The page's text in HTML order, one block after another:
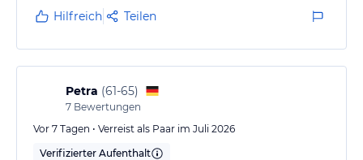
Halbpension oder Bed and Breakfast
lies vor der Buchung die verbindlichen
jeweiligen Veranstalters.
Hilfreich Teilen
Petra (61-65)
7 Bewertungen
Vor 7 Tagen • Verreist als Paar im Juli 2026
Verifizierter Aufenthalt